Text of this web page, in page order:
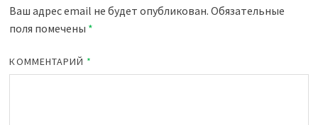
Ваш адрес email не будет опубликован. Обязательные
поля помечены *
КОММЕНТАРИЙ *